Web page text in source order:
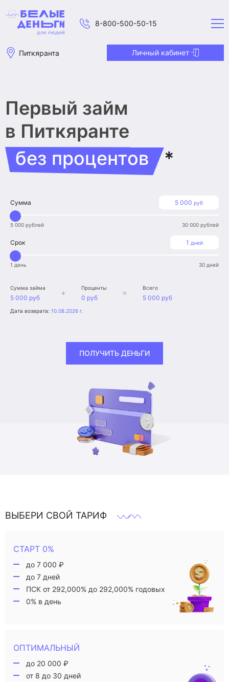
8-800-500-50-15
Питкяранта Личный кабинет
Первый займ
в Питкяранте
без процентов
*
5 000 руб
Сумма
5 000 рублей 30 000 рублей
1 дней
Срок
1 день 30 дней
Сумма займа
5 000 руб
+ Проценты
0 руб
= Всего
5 000 руб
Дата возврата: 10.08.2026 г.
ПОЛУЧИТЬ ДЕНЬГИ
ВЫБЕРИ СВОЙ ТАРИФ
СТАРТ 0%
до 7 000 ₽
до 7 дней
ПСК от 292,000% до 292,000% годовых
0% в день
ОПТИМАЛЬНЫЙ
до 20 000 ₽
от 8 до 30 дней